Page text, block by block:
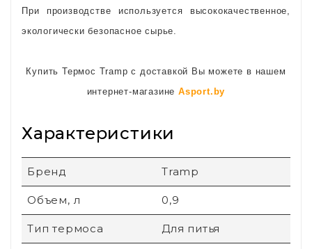
При производстве используется высококачественное,
экологически безопасное сырье.
Купить Термос Tramp с доставкой Вы можете в нашем
интернет-магазинеAsport.by
Характеристики
Бренд Tramp
Объем, л 0,9
Тип термоса Для питья